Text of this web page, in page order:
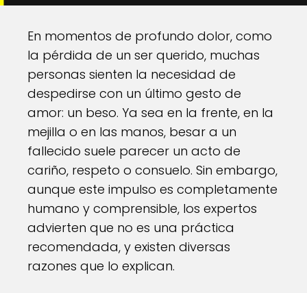
En momentos de profundo dolor, como
la pérdida de un ser querido, muchas
personas sienten la necesidad de
despedirse con un último gesto de
amor: un beso. Ya sea en la frente, en la
mejilla o en las manos, besar a un
fallecido suele parecer un acto de
cariño, respeto o consuelo. Sin embargo,
aunque este impulso es completamente
humano y comprensible, los expertos
advierten que no es una práctica
recomendada, y existen diversas
razones que lo explican.